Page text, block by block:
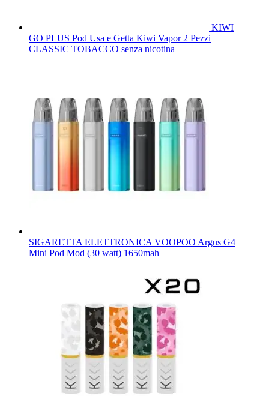
KIWI
GO PLUS Pod Usa e Getta Kiwi Vapor 2 Pezzi
CLASSIC TOBACCO senza nicotina
SIGARETTA ELETTRONICA VOOPOO Argus G4
Mini Pod Mod (30 watt) 1650mah